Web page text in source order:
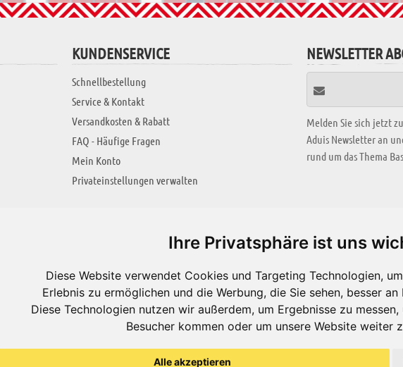
Ihre Privatsphäre ist uns
Diese Website verwendet Cookies und Targeting Technologien,
Erlebnis zu ermöglichen und die Werbung, die Sie sehen, besser
Diese Technologien nutzen wir außerdem, um Ergebnisse zu
Besucher kommen oder um unsere Website weiter
Alle akzeptieren
KUNDENSERVICE
Schnellbestellung
Service & Kontakt
Versandkosten & Rabatt
FAQ - Häufige Fragen
Mein Konto
Privateinstellungen verwalten
NEWSLETTER
Melden Sie sich jetzt
Aduis Newsletter an
rund um das Thema
Jobs
Impressum
Datenschutzerklärung
KREATIV ZONE
Alle Videos
Bastelideen
Arbeitsblätter